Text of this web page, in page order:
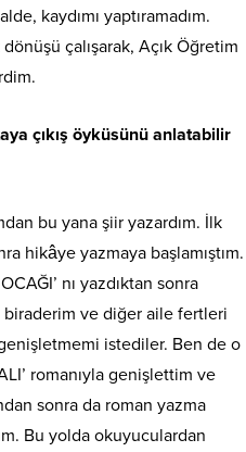
kaydımı yaptıramadım.
çalışarak, Açık Öğretim
çıkış öyküsünü anlatabilir
bu yana şiir yazardım. İlk
hikâye yazmaya başlamıştım.
nı yazdıktan sonra
ve diğer aile fertleri
istediler. Ben de o
romanıyla genişlettim ve
sonra da roman yazma
Bu yolda okuyuculardan